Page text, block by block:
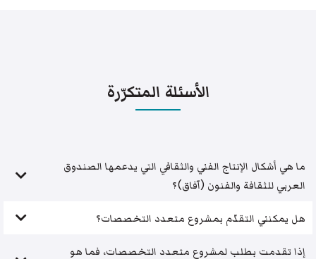
الأسئلة المتكرّرة
ما هي أشكال الإنتاج الفني والثقافي التي يدعمها الصندوق
العربي للثقافة والفنون (آفاق)؟
هل يمكنني التقدّم بمشروع متعدد التخصصات؟
إذا تقدمت بطلب لمشروع متعدد التخصصات، فما هو